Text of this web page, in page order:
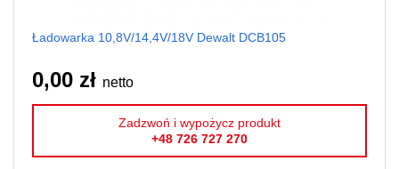
Ładowarka 10,8V/14,4V/18V Dewalt DCB105
0,00 zł netto
Zadzwoń i wypożycz produkt
+48 726 727 270